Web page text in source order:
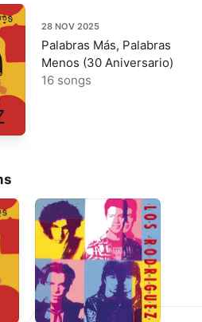
28 NOV 2025
Palabras Más, Palabras
Menos (30 Aniversario)
16 songs